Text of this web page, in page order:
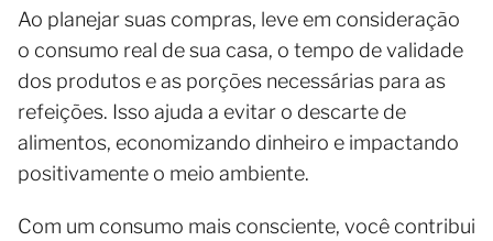
Ao planejar suas compras, leve em consideração
o consumo real de sua casa, o tempo de validade
dos produtos e as porções necessárias para as
refeições. Isso ajuda a evitar o descarte de
alimentos, economizando dinheiro e impactando
positivamente o meio ambiente.
Com um consumo mais consciente, você contribui